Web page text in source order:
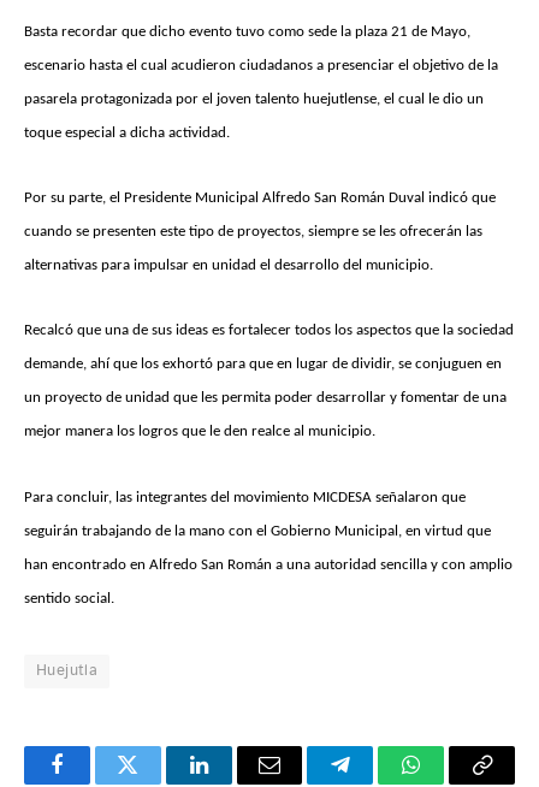
Basta recordar que dicho evento tuvo como sede la plaza 21 de Mayo,
escenario hasta el cual acudieron ciudadanos a presenciar el objetivo de la
pasarela protagonizada por el joven talento huejutlense, el cual le dio un
toque especial a dicha actividad.
Por su parte, el Presidente Municipal Alfredo San Román Duval indicó que
cuando se presenten este tipo de proyectos, siempre se les ofrecerán las
alternativas para impulsar en unidad el desarrollo del municipio.
Recalcó que una de sus ideas es fortalecer todos los aspectos que la sociedad
demande, ahí que los exhortó para que en lugar de dividir, se conjuguen en
un proyecto de unidad que les permita poder desarrollar y fomentar de una
mejor manera los logros que le den realce al municipio.
Para concluir, las integrantes del movimiento MICDESA señalaron que
seguirán trabajando de la mano con el Gobierno Municipal, en virtud que
han encontrado en Alfredo San Román a una autoridad sencilla y con amplio
sentido social.
Huejutla
FacebookTwitter LinkedInEmail TelegramWhatsApp
Copy